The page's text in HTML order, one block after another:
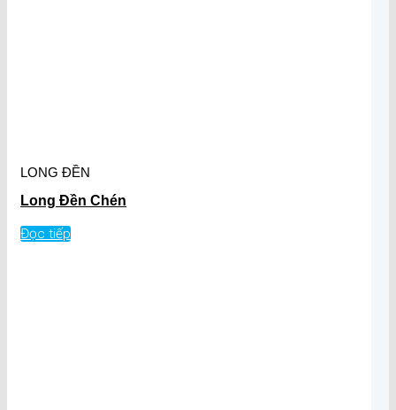
LONG ĐỀN
Long Đền Chén
Đọc tiếp